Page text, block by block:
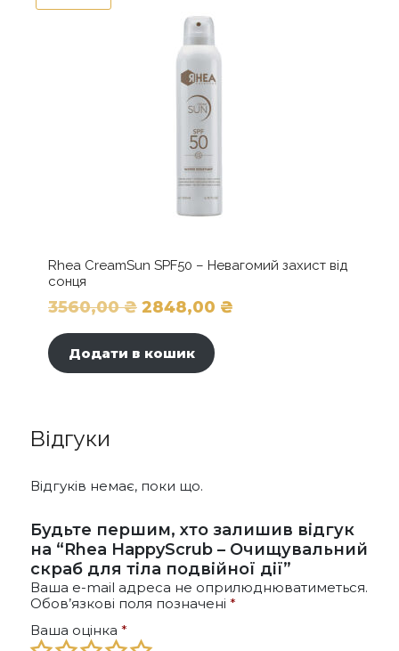
вибрати
на
товару
Rhea CreamSun SPF50 – Невагомий захист від
сонця
3560,00₴ Оригінальна
ціна:
3560,00 ₴.
2848,00 ₴
Додати в кошик
Відгуки
Відгуків немає, поки що.
Будьте першим, хто залишив відгук
на “Rhea HappyScrub – Очищувальний
скраб для тіла подвійної дії”
Ваша e-mail адреса не оприлюднюватиметься.
Обов’язкові поля позначені *
Ваша оцінка *